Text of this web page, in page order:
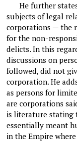
He further
subjects of legal
corporations — the
for the non-
delicts. In this
discussions on
followed, did not
corporation. He
as persons for
are corporations
is literature stating
essentially meant
in the Empire